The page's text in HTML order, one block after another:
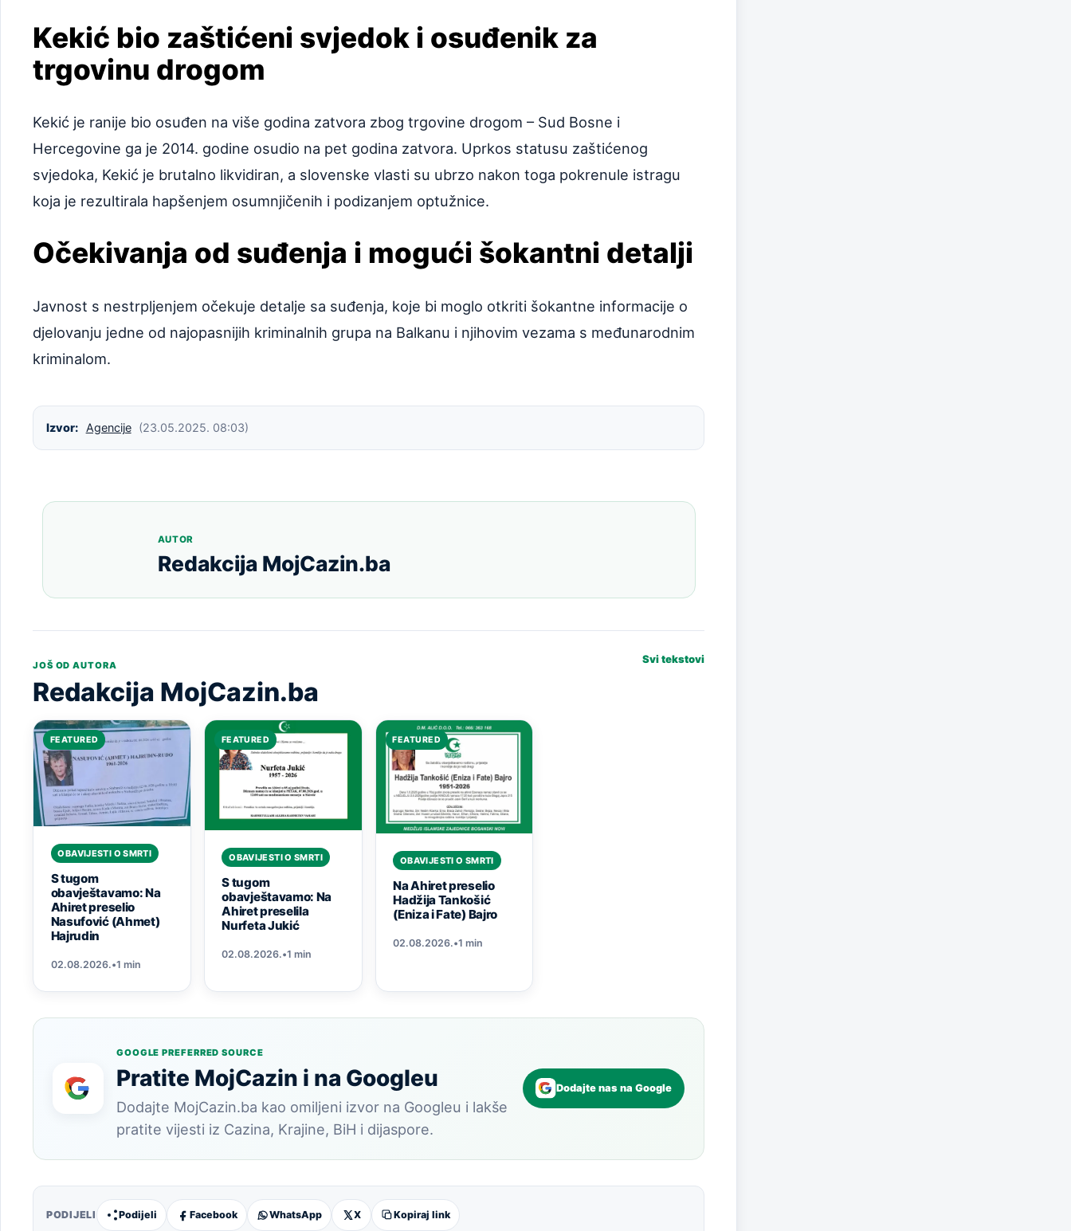
Kekić bio zaštićeni svjedok i osuđenik za
trgovinu drogom
Kekić je ranije bio osuđen na više godina zatvora zbog trgovine drogom – Sud Bosne i
Hercegovine ga je 2014. godine osudio na pet godina zatvora. Uprkos statusu zaštićenog
svjedoka, Kekić je brutalno likvidiran, a slovenske vlasti su ubrzo nakon toga pokrenule istragu
koja je rezultirala hapšenjem osumnjičenih i podizanjem optužnice.
Očekivanja od suđenja i mogući šokantni detalji
Javnost s nestrpljenjem očekuje detalje sa suđenja, koje bi moglo otkriti šokantne informacije o
djelovanju jedne od najopasnijih kriminalnih grupa na Balkanu i njihovim vezama s međunarodnim
kriminalom.
Izvor: Agencije (23.05.2025. 08:03)
AUTOR
Redakcija MojCazin.ba
JOŠ OD AUTORA
Redakcija MojCazin.ba
Svi tekstovi
FEATURED
OBAVIJESTI O SMRTI
S tugom
obavještavamo: Na
Ahiret preselio
Nasufović (Ahmet)
Hajrudin
02.08.2026.•1 min
FEATURED
OBAVIJESTI O SMRTI
S tugom
obavještavamo: Na
Ahiret preselila
Nurfeta Jukić
02.08.2026.•1 min
FEATURED
OBAVIJESTI O SMRTI
Na Ahiret preselio
Hadžija Tankošić
(Eniza i Fate) Bajro
02.08.2026.•1 min
GOOGLE PREFERRED SOURCE
Pratite MojCazin i na Googleu
Dodajte MojCazin.ba kao omiljeni izvor na Googleu i lakše
pratite vijesti iz Cazina, Krajine, BiH i dijaspore.
Dodajte nas na Google
PODIJELI Podijeli Facebook WhatsApp X Kopiraj link